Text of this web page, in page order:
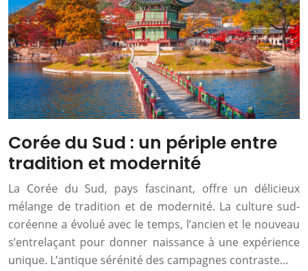
Corée du Sud : un périple entre
tradition et modernité
La Corée du Sud, pays fascinant, offre un délicieux
mélange de tradition et de modernité. La culture sud-
coréenne a évolué avec le temps, l’ancien et le nouveau
s’entrelaçant pour donner naissance à une expérience
unique. L’antique sérénité des campagnes contraste…